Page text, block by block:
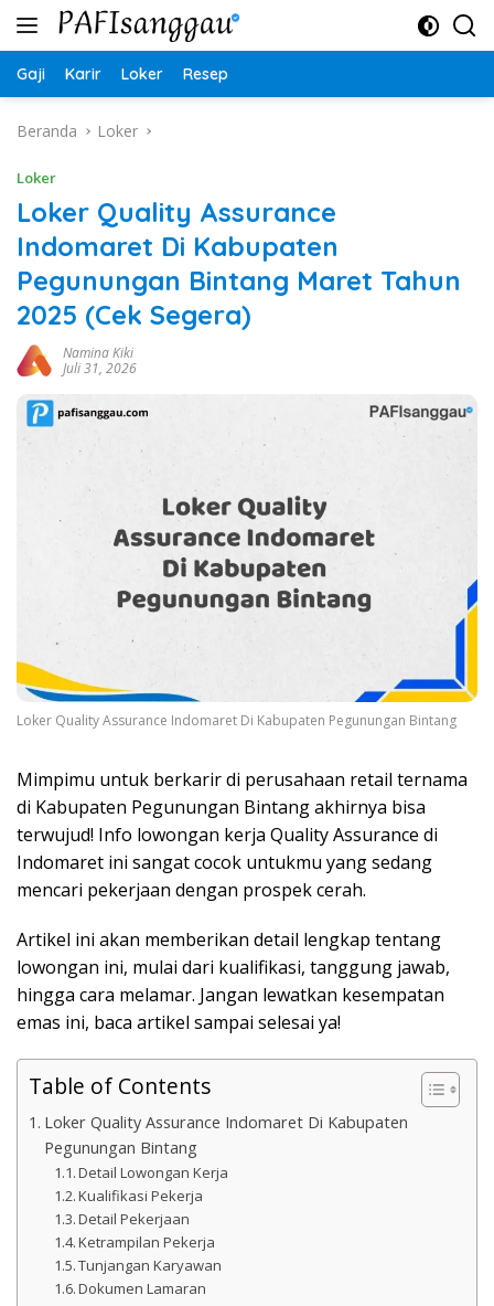
Langsung
Gaji Karir Loker Resep
Beranda Loker
Loker
Loker Quality Assurance
Indomaret Di Kabupaten
Pegunungan Bintang Maret Tahun
2025 (Cek Segera)
Namina Kiki
Juli 31, 2026
Loker Quality Assurance Indomaret Di Kabupaten Pegunungan Bintang
Mimpimu untuk berkarir di perusahaan retail ternama
di Kabupaten Pegunungan Bintang akhirnya bisa
terwujud! Info lowongan kerja Quality Assurance di
Indomaret ini sangat cocok untukmu yang sedang
mencari pekerjaan dengan prospek cerah.
Artikel ini akan memberikan detail lengkap tentang
lowongan ini, mulai dari kualifikasi, tanggung jawab,
hingga cara melamar. Jangan lewatkan kesempatan
emas ini, baca artikel sampai selesai ya!
Table of Contents
Loker Quality Assurance Indomaret Di Kabupaten
Pegunungan Bintang
Detail Lowongan Kerja
Kualifikasi Pekerja
Detail Pekerjaan
Ketrampilan Pekerja
Tunjangan Karyawan
Dokumen Lamaran